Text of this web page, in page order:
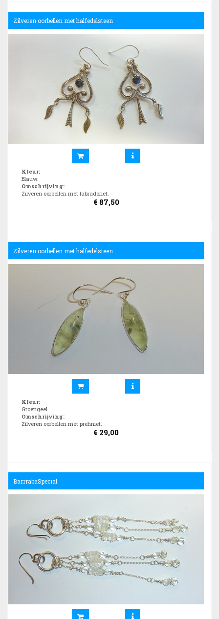
Zilveren oorbellen met halfedelsteen
Kleur:
Blauw.
Omschrijving:
Zilveren oorbellen met labradoriet.
€ 87,50
Zilveren oorbellen met halfedelsteen
Kleur:
Groengeel.
Omschrijving:
Zilveren oorbellen met prehniet.
€ 29,00
BarrrabaSpecial.